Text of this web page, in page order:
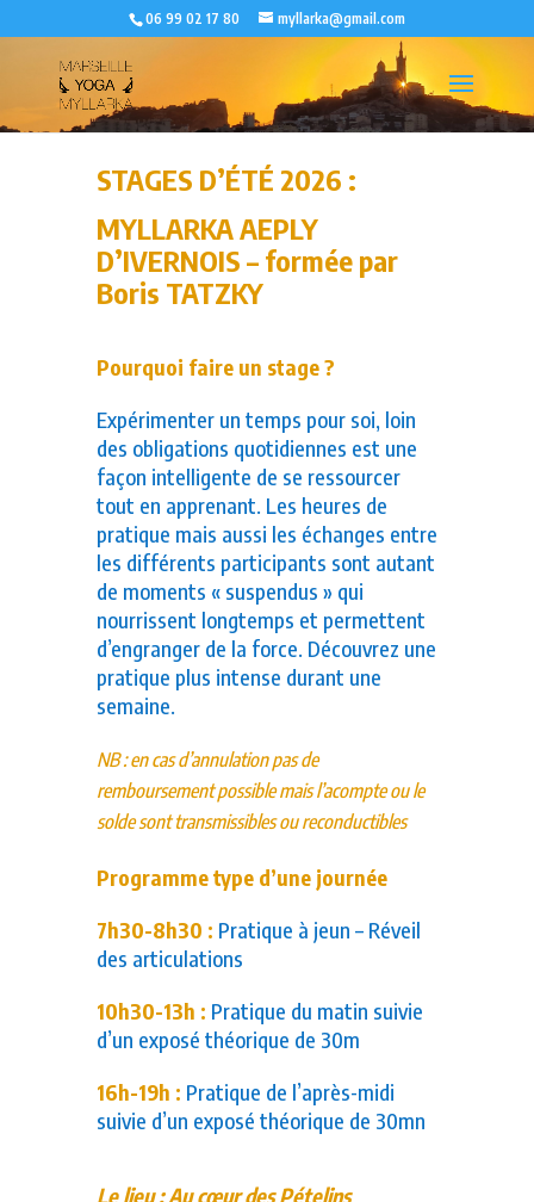
06 99 02 17 80 myllarka@gmail.com
STAGES D’ÉTÉ 2026 :
MYLLARKA AEPLY
D’IVERNOIS – formée par
Boris TATZKY
Pourquoi faire un stage ?
Expérimenter un temps pour soi, loin
des obligations quotidiennes est une
façon intelligente de se ressourcer
tout en apprenant. Les heures de
pratique mais aussi les échanges entre
les différents participants sont autant
de moments « suspendus » qui
nourrissent longtemps et permettent
d’engranger de la force. Découvrez une
pratique plus intense durant une
semaine.
NB : en cas d’annulation pas de
remboursement possible mais l’acompte ou le
solde sont transmissibles ou reconductibles
Programme type d’une journée
7h30-8h30 : Pratique à jeun – Réveil
des articulations
10h30-13h : Pratique du matin suivie
d’un exposé théorique de 30m
16h-19h : Pratique de l’après-midi
suivie d’un exposé théorique de 30mn
Le lieu : Aucœurdes Pételins